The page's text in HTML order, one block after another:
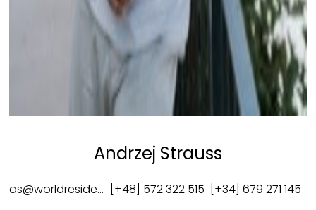
Andrzej Strauss
as@worldresidence.eu [+48] 572 322 515 [+34] 679 271 145